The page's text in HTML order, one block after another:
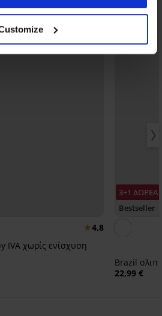
4,8
IVA χωρίς ενίσχυση
3+1
Bestseller
Brazil σλιπ
22,99 €